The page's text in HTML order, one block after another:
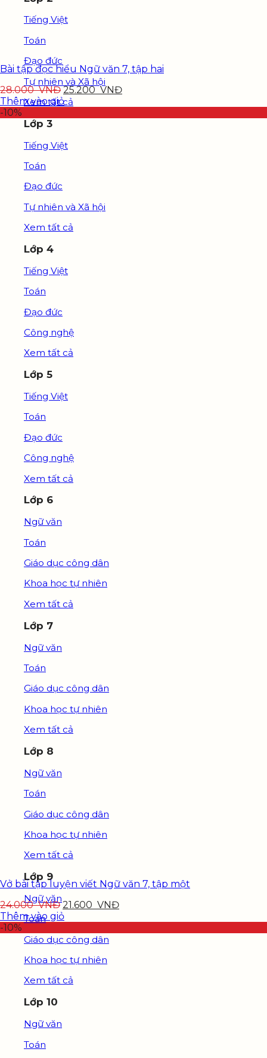
Tiếng Việt
Toán
Đạo đức
Tự nhiên và Xã hội
Xem tất cả
Lớp 3
Tiếng Việt
Toán
Đạo đức
Tự nhiên và Xã hội
Xem tất cả
Lớp 4
Tiếng Việt
Toán
Đạo đức
Công nghệ
Xem tất cả
Lớp 5
Tiếng Việt
Toán
Đạo đức
Công nghệ
Xem tất cả
Lớp 6
Ngữ văn
Toán
Giáo dục công dân
Khoa học tự nhiên
Xem tất cả
Lớp 7
Ngữ văn
Toán
Giáo dục công dân
Khoa học tự nhiên
Xem tất cả
Lớp 8
Ngữ văn
Toán
Giáo dục công dân
Khoa học tự nhiên
Xem tất cả
Lớp 9
Ngữ văn
Toán
Giáo dục công dân
Khoa học tự nhiên
Xem tất cả
Lớp 10
Ngữ văn
Toán
Bài tập đọc hiểu Ngữ văn 7, tập hai
28.000VNĐ 25.200VNĐ
Thêm vào giỏ
-10%
Vở bài tập luyện viết Ngữ văn 7, tập một
24.000VNĐ 21.600 VNĐ
Thêm vào giỏ
-10%